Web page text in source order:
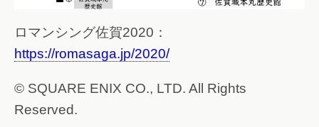
ロマンシング佐賀2020：
https://romasaga.jp/2020/
© SQUARE ENIX CO., LTD. All Rights
Reserved.